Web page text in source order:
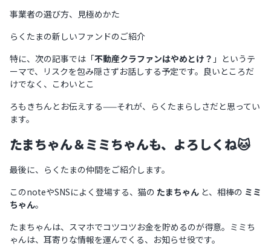
事業者の選び方、見極めかた
らくたまの新しいファンドのご紹介
特に、次の記事では「不動産クラファンはやめとけ？ 」というテ
ーマで、リスクを包み隠さずお話しする予定です。良いところだ
けでなく、こわいとこ
ろもきちんとお伝えする——それが、らくたまらしさだと思ってい
ます。
たまちゃん＆ミミちゃんも、よろしくね🐱
最後に、らくたまの仲間をご紹介します。
このnoteやSNSによく登場する、猫の たまちゃん と、相棒の ミミ
ちゃん。
たまちゃんは、スマホでコツコツお金を貯めるのが得意。ミミち
ゃんは、耳寄りな情報を運んでくる、お知らせ役です。